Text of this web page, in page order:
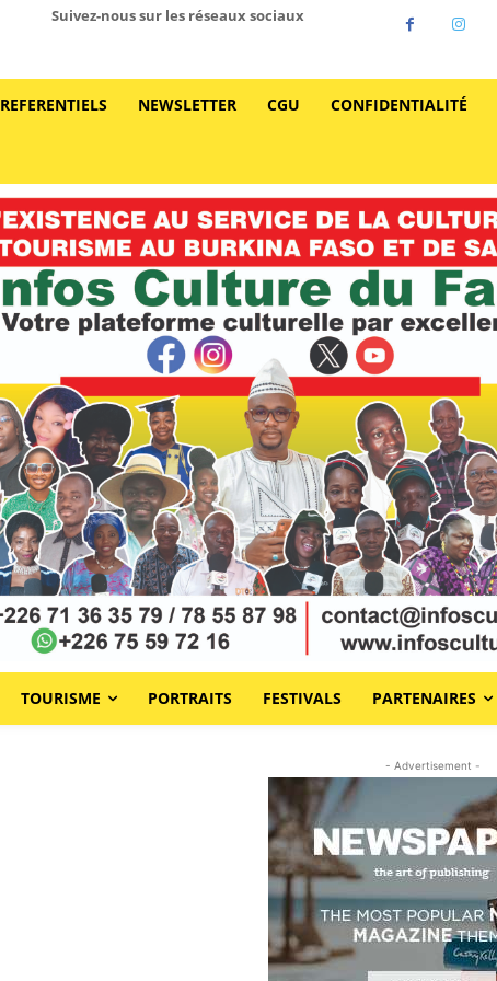
Suivez-nous sur les réseaux sociaux
REFERENTIELS NEWSLETTER CGU CONFIDENTIALITÉ
TOURISME PORTRAITS FESTIVALS PARTENAIRES
- Advertisement -